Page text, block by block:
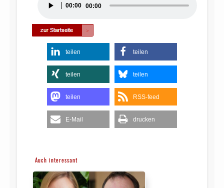
Player
00:00 00:00
teilen teilen
teilen teilen
teilen RSS-feed
E-Mail drucken
Auch interessant